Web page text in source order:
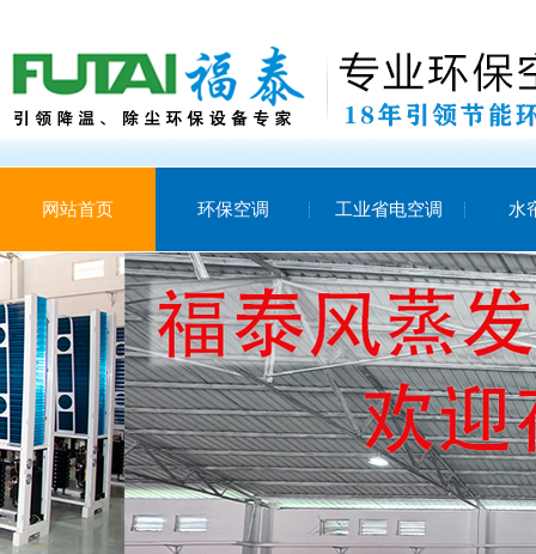
网站首页 环保空调 工业省电空调 水